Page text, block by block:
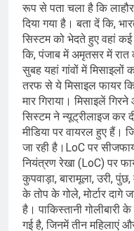
रूप से पता चला है कि
दिया गया है। बता दें कि,
सिस्टम को भेदते हुए वहां कई
कि, पंजाब में अमृतसर में रात
सुबह यहां गांवों में मिसाइलों
तरफ से ये मिसाइल फायर
मार गिराया। मिसाइलें
सिस्टम ने न्यूट्रीलाइज कर
मीडिया पर वायरल हुए हैं।
जा रही है।LoC पर
नियंत्रण रेखा (LoC) पर
कुपवाड़ा, बारामूला, उरी,
के तोप के गोले, मोर्टार दागे
है। पाकिस्तानी गोलीबारी
गई है, जिनमें तीन महिलाएं